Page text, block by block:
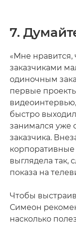
7.
«Мне нравится,
заказчиками
одиночным
первые
быстро
занимался уже
заказчика.
корпоративные
выглядела так,
показа на
Чтобы
Симеон
насколько